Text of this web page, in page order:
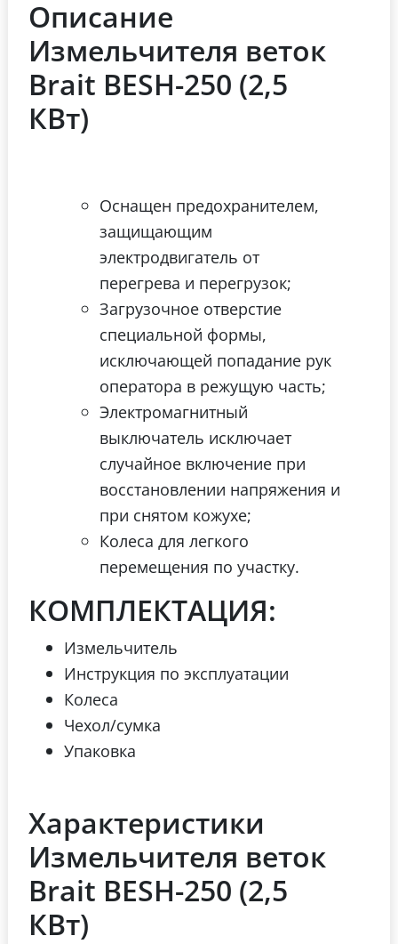
Описание
Измельчителя веток
Brait BESH-250 (2,5
КВт)
Оснащен предохранителем,
защищающим
электродвигатель от
перегрева и перегрузок;
Загрузочное отверстие
специальной формы,
исключающей попадание рук
оператора в режущую часть;
Электромагнитный
выключатель исключает
случайное включение при
восстановлении напряжения и
при снятом кожухе;
Колеса для легкого
перемещения по участку.
КОМПЛЕКТАЦИЯ:
Измельчитель
Инструкция по эксплуатации
Колеса
Чехол/сумка
Упаковка
Характеристики
Измельчителя веток
Brait BESH-250 (2,5
КВт)